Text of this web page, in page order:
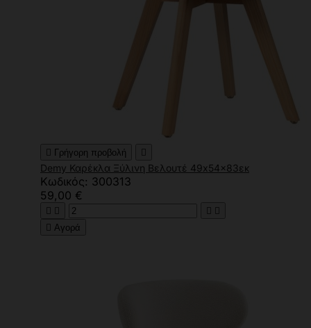
 Γρήγορη προβολή 
Demy Καρέκλα Ξύλινη Βελουτέ 49x54x83εκ
Κωδικός: 300313
59,00 €
   
 Αγορά